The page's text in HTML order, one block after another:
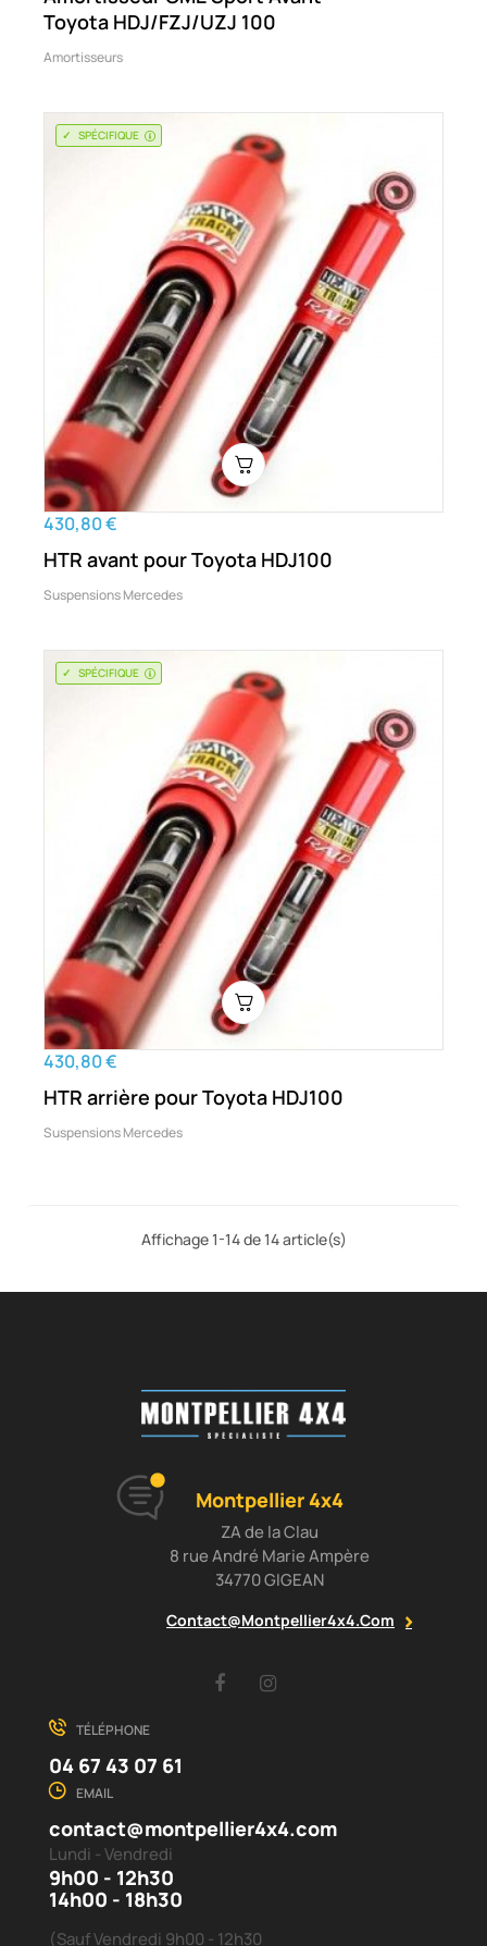
Toyota HDJ/FZJ/UZJ 100
Amortisseurs
SPÉCIFIQUE
430,80 €
HTR avant pour Toyota HDJ100
Suspensions Mercedes
SPÉCIFIQUE
430,80 €
HTR arrière pour Toyota HDJ100
Suspensions Mercedes
Affichage 1-14 de 14 article(s)
Montpellier 4x4
ZA de la Clau
8 rue André Marie Ampère
34770 GIGEAN
Contact@montpellier4x4.com
Facebook
TÉLÉPHONE
04 67 43 07 61
EMAIL
contact@montpellier4x4.com
Lundi - Vendredi
9h00 - 12h30
14h00 - 18h30
(Sauf Vendredi 9h00 - 12h30